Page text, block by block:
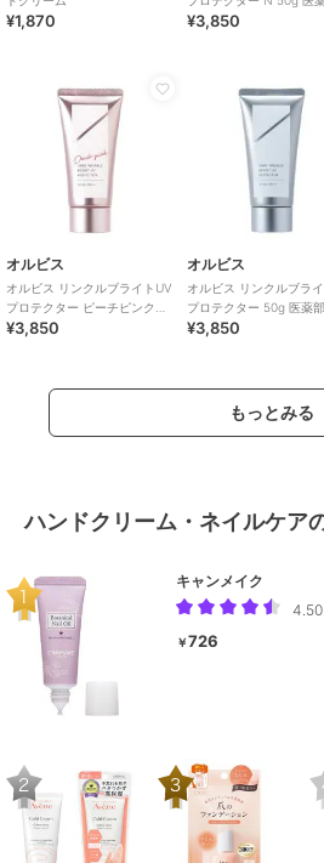
¥1,870
品（顔用日焼け止め）
¥3,850
オルビス
オルビス リンクルブライトUV
プロテクター ピーチピンク
50g 医薬部外品 （顔用日焼け
¥3,850
オルビス
オルビス リンクルブラ
プロテクター 50g 医薬部
（顔用日焼け止め）
¥3,850
もっとみる
ハンドクリーム・ネイルケア
キャンメイク
4.50
￥726